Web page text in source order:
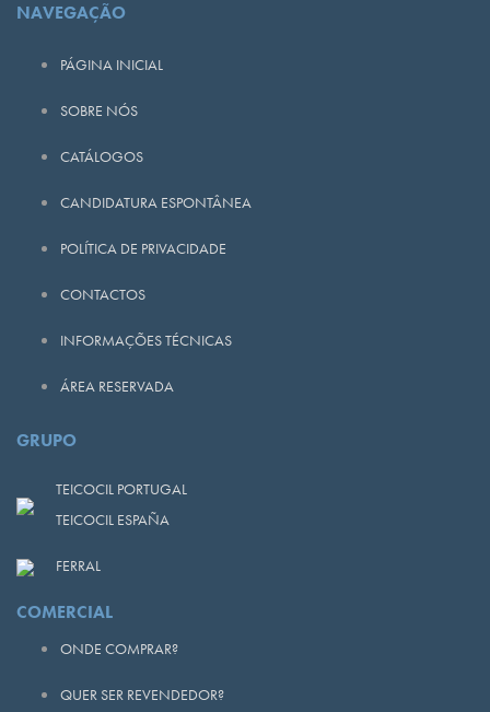
NAVEGAÇÃO
PÁGINA INICIAL
SOBRE NÓS
CATÁLOGOS
CANDIDATURA ESPONTÂNEA
POLÍTICA DE PRIVACIDADE
CONTACTOS
INFORMAÇÕES TÉCNICAS
ÁREA RESERVADA
GRUPO
TEICOCIL PORTUGAL
TEICOCIL ESPAÑA
FERRAL
COMERCIAL
ONDE COMPRAR?
QUER SER REVENDEDOR?